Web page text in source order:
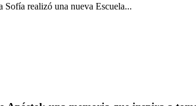
realizó una nueva Escuela...